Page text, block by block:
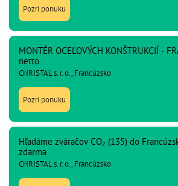
Pozri ponuku
MONTÉR OCEĽOVÝCH KONŠTRUKCIÍ -
netto
CHRISTAL s. r. o., Francúzsko
Pozri ponuku
Hľadáme zváračov CO₂ (135) do
zdarma
CHRISTAL s. r. o., Francúzsko